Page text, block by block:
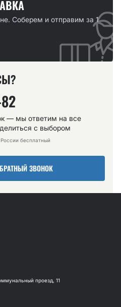
Соберем и отправим за 1
— мы ответим на все
с выбором
бесплатный
ЗВОНОК
проезд, 11